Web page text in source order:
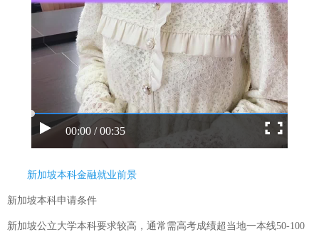
00:00 / 00:35
新加坡本科金融就业前景
新加坡本科申请条件
新加坡公立大学本科要求较高，通常需高考成绩超当地一本线50-100